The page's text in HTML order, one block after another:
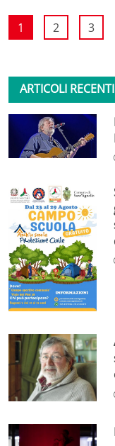
1 2 3
ARTICOLI RECENTI